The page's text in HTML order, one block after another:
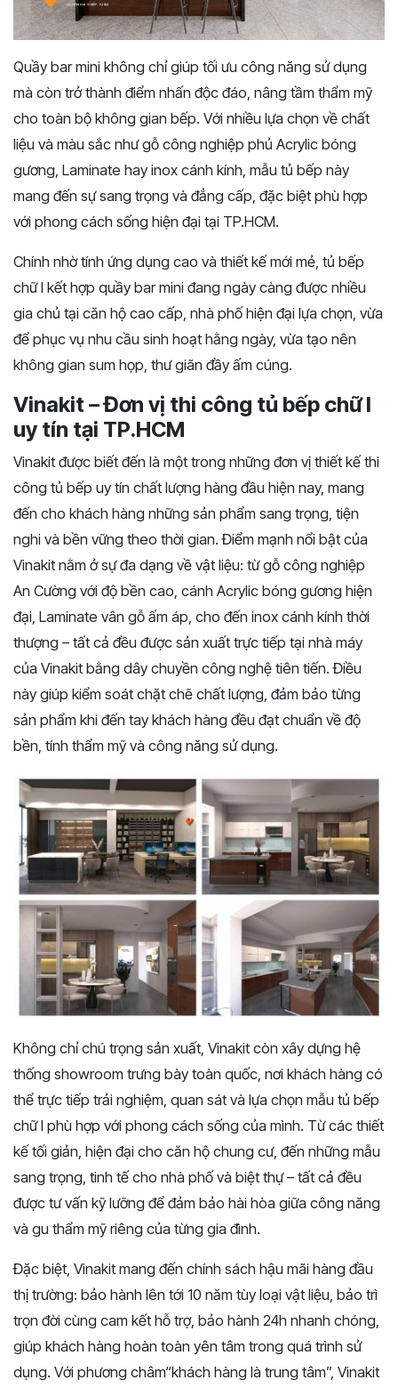
Quầy bar mini không chỉ giúp tối ưu công năng sử dụng
mà còn trở thành điểm nhấn độc đáo, nâng tầm thẩm mỹ
cho toàn bộ không gian bếp. Với nhiều lựa chọn về chất
liệu và màu sắc như gỗ công nghiệp phủ Acrylic bóng
gương, Laminate hay inox cánh kính, mẫu tủ bếp này
mang đến sự sang trọng và đẳng cấp, đặc biệt phù hợp
với phong cách sống hiện đại tại TP.HCM.
Chính nhờ tính ứng dụng cao và thiết kế mới mẻ, tủ bếp
chữ I kết hợp quầy bar mini đang ngày càng được nhiều
gia chủ tại căn hộ cao cấp, nhà phố hiện đại lựa chọn, vừa
để phục vụ nhu cầu sinh hoạt hằng ngày, vừa tạo nên
không gian sum họp, thư giãn đầy ấm cúng.
Vinakit – Đơn vị thi công tủ bếp chữ I
uy tín tại TP.HCM
Vinakit được biết đến là một trong những đơn vị thiết kế thi
công tủ bếp uy tín chất lượng hàng đầu hiện nay, mang
đến cho khách hàng những sản phẩm sang trọng, tiện
nghi và bền vững theo thời gian. Điểm mạnh nổi bật của
Vinakit nằm ở sự đa dạng về vật liệu: từ gỗ công nghiệp
An Cường với độ bền cao, cánh Acrylic bóng gương hiện
đại, Laminate vân gỗ ấm áp, cho đến inox cánh kính thời
thượng – tất cả đều được sản xuất trực tiếp tại nhà máy
của Vinakit bằng dây chuyền công nghệ tiên tiến. Điều
này giúp kiểm soát chặt chẽ chất lượng, đảm bảo từng
sản phẩm khi đến tay khách hàng đều đạt chuẩn về độ
bền, tính thẩm mỹ và công năng sử dụng.
Không chỉ chú trọng sản xuất, Vinakit còn xây dựng hệ
thống showroom trưng bày toàn quốc, nơi khách hàng có
thể trực tiếp trải nghiệm, quan sát và lựa chọn mẫu tủ bếp
chữ I phù hợp với phong cách sống của mình. Từ các thiết
kế tối giản, hiện đại cho căn hộ chung cư, đến những mẫu
sang trọng, tinh tế cho nhà phố và biệt thự – tất cả đều
được tư vấn kỹ lưỡng để đảm bảo hài hòa giữa công năng
và gu thẩm mỹ riêng của từng gia đình.
Đặc biệt, Vinakit mang đến chính sách hậu mãi hàng đầu
thị trường: bảo hành lên tới 10 năm tùy loại vật liệu, bảo trì
trọn đời cùng cam kết hỗ trợ, bảo hành 24h nhanh chóng,
giúp khách hàng hoàn toàn yên tâm trong quá trình sử
dụng. Với phương châm“khách hàng là trung tâm”, Vinakit